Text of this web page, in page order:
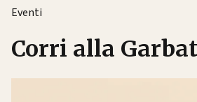
Eventi
Corri alla